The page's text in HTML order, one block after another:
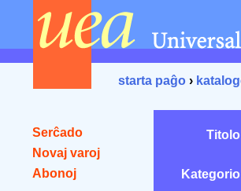
starta paĝo ›
Serĉado
Novaj varoj
Abonoj
Titolo
Kategorio